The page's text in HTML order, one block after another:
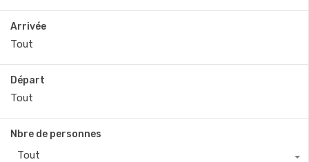
Arrivée
Départ
Nbre de personnes
Tout